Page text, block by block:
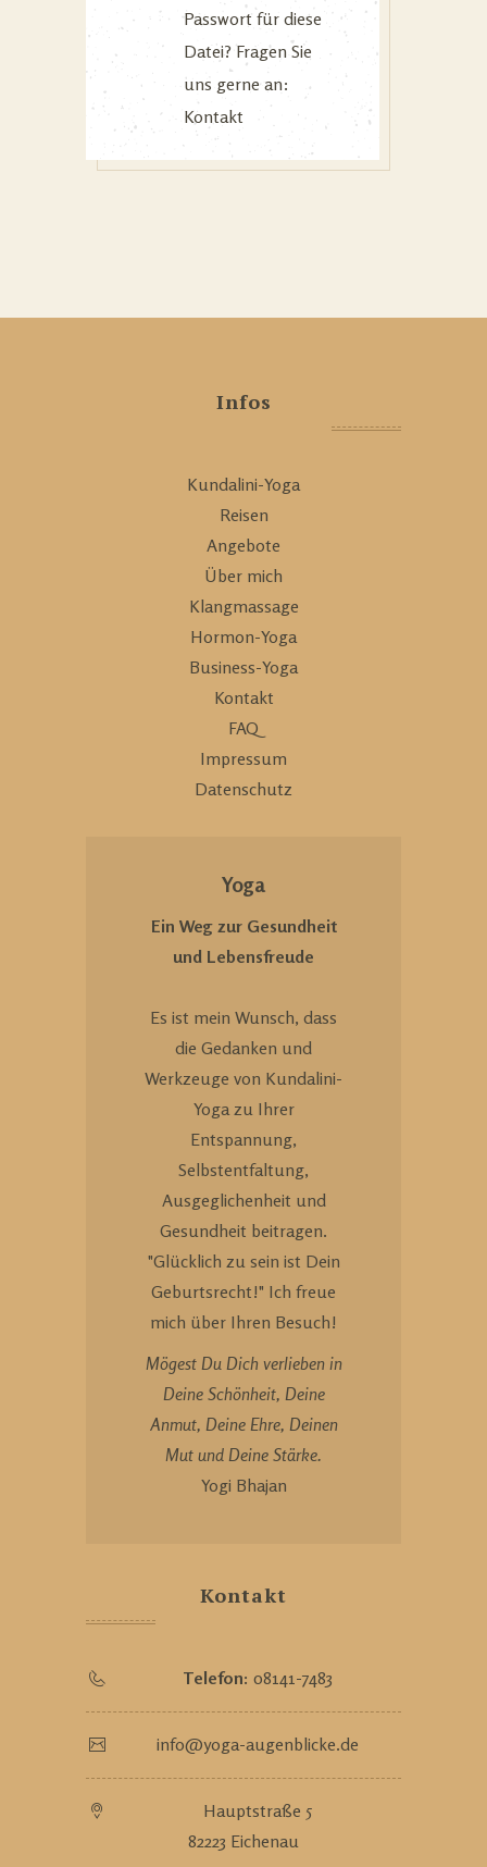
Passwort für diese
Datei? Fragen Sie
uns gerne an:
Kontakt
Infos
Kundalini-Yoga
Reisen
Angebote
Über mich
Klangmassage
Hormon-Yoga
Business-Yoga
Kontakt
FAQ
Impressum
Datenschutz
Yoga
Ein Weg zur Gesundheit
und Lebensfreude
Es ist mein Wunsch, dass
die Gedanken und
Werkzeuge von Kundalini-
Yoga zu Ihrer
Entspannung,
Selbstentfaltung,
Ausgeglichenheit und
Gesundheit beitragen.
"Glücklich zu sein ist Dein
Geburtsrecht!" Ich freue
mich über Ihren Besuch!
Mögest Du Dich verlieben in
Deine Schönheit, Deine
Anmut, Deine Ehre, Deinen
Mut und Deine Stärke.
Yogi Bhajan
Kontakt
Telefon: 08141-7483
info@yoga-augenblicke.de
Hauptstraße 5
82223 Eichenau